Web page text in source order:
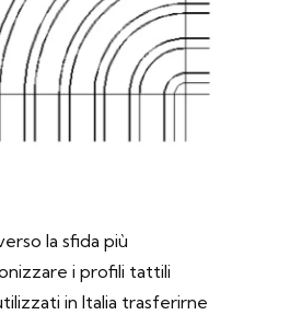
la sfida più
i profili tattili
in Italia trasferirne